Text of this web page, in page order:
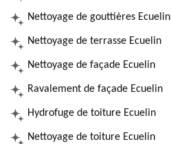
Nettoyage de gouttières Ecuelin
Nettoyage de terrasse Ecuelin
Nettoyage de façade Ecuelin
Ravalement de façade Ecuelin
Hydrofuge de toiture Ecuelin
Nettoyage de toiture Ecuelin